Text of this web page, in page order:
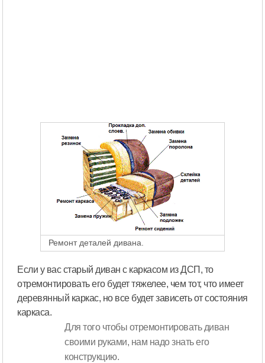
Ремонт деталей дивана.
Если у вас старый диван с каркасом из ДСП, то
отремонтировать его будет тяжелее, чем тот, что имеет
деревянный каркас, но все будет зависеть от состояния
каркаса.
Для того чтобы отремонтировать диван
своими руками, нам надо знать его
конструкцию.